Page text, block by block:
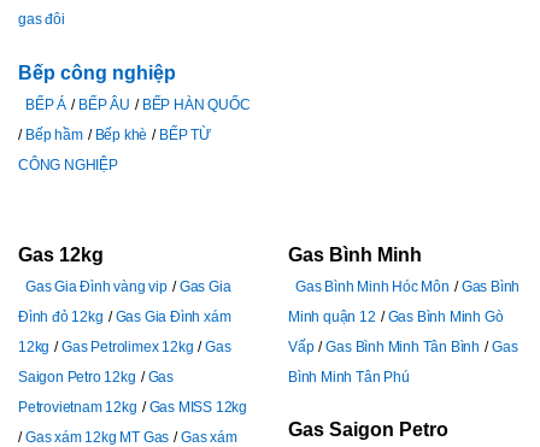
gas đôi
Bếp công nghiệp
BẾP Á BẾP ÂU
BẾP HÀN QUỐC
Bếp hầm
Bếp khè
BẾP TỪ
CÔNG NGHIỆP
Gas 12kg
Gas Gia Đình vàng vip
Gas Gia
Đình đỏ 12kg
Gas Gia Đình xám
12kg
Gas Petrolimex 12kg
Gas
Saigon Petro 12kg
Gas
Petrovietnam 12kg
Gas MISS 12kg
Gas xám 12kg MT Gas
Gas xám
Gas Bình Minh
Gas Bình Minh Hóc Môn
Gas Bình
Minh quận 12
Gas Bình Minh Gò
Vấp
Gas Bình Minh Tân Bình
Gas
Bình Minh Tân Phú
Gas Saigon Petro